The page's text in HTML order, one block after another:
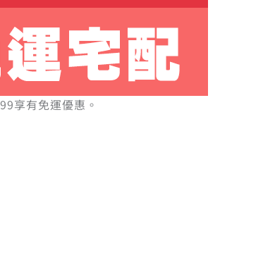
享有免運優惠。